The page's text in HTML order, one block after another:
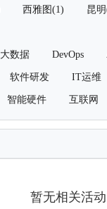
西雅图(1) 昆
大数据 DevOps
软件研发 IT运维
智能硬件 互联网
暂无相关活动